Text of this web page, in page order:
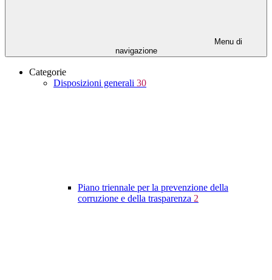
Menu di
navigazione
Categorie
Disposizioni generali 30
Piano triennale per la prevenzione della
corruzione e della trasparenza 2